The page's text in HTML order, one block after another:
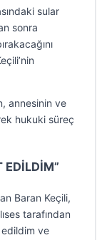
sular
sonra
annesinin ve
hukuki süreç
EDİLDİM”
Baran Keçili,
tarafından
ve